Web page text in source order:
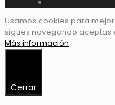
Usamos cookies para
sigues navegando aceptas
Más información
Cerrar